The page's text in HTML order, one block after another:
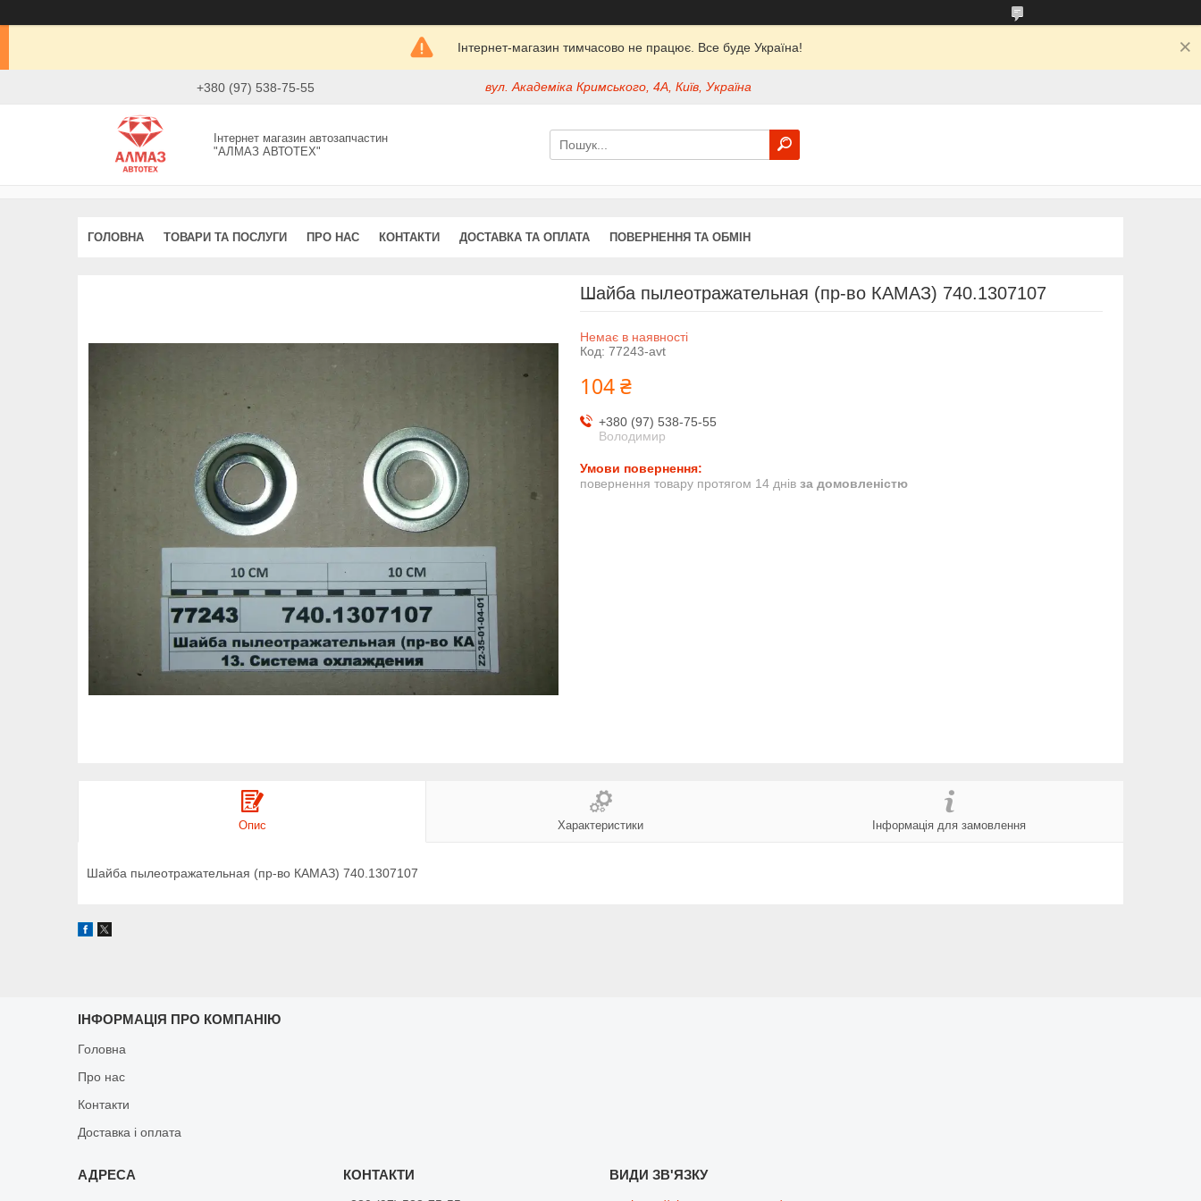
Інтернет-магазин тимчасово не працює. Все буде Україна!
+380 (97) 538-75-55 вул. Академіка Кримського, 4А, Київ, Україна
Інтернет магазин автозапчастин
"АЛМАЗ АВТОТЕХ"
ГОЛОВНА ТОВАРИ ТА ПОСЛУГИ ПРО НАС КОНТАКТИ ДОСТАВКА ТА ОПЛАТА ПОВЕРНЕННЯ ТА ОБМІН
Шайба пылеотражательная (пр-во КАМАЗ) 740.1307107
Немає в наявності
Код: 77243-avt
104 ₴
+380 (97) 538-75-55
Володимир
повернення товару протягом 14 днів за домовленістю
Опис Характеристики Інформація для замовлення
Шайба пылеотражательная (пр-во КАМАЗ) 740.1307107
ІНФОРМАЦІЯ ПРО КОМПАНІЮ
Головна
Про нас
Контакти
Доставка і оплата